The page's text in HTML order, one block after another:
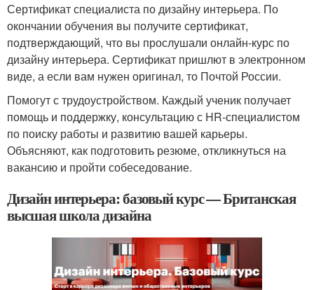
Сертификат специалиста по дизайну интерьера. По
окончании обучения вы получите сертификат,
подтверждающий, что вы прослушали онлайн-курс по
дизайну интерьера. Сертификат пришлют в электронном
виде, а если вам нужен оригинал, то Почтой России.
Помогут с трудоустройством. Каждый ученик получает
помощь и поддержку, консультацию с HR-специалистом
по поиску работы и развитию вашей карьеры.
Объясняют, как подготовить резюме, откликнуться на
вакансию и пройти собеседование.
Дизайн интерьера: базовый курс — Британская
высшая школа дизайна